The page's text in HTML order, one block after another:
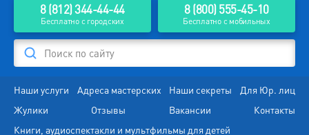
8 (812) 344-44-44
Бесплатно с городских
8 (800) 555-45-10
Бесплатно с мобильных
Поиск по сайту
Наши услуги Адреса мастерских Наши секреты
Для Юр. лиц
Жулики
Отзывы Вакансии
Контакты
Книги, аудиоспектакли и мультфильмы для детей